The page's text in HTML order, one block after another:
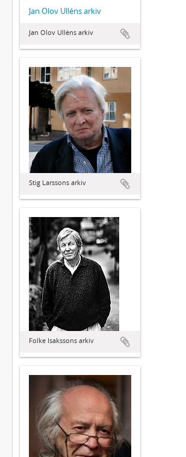
Jan Olov Ulléns arkiv
Jan Olov Ulléns arkiv
Stig Larssons arkiv
Folke Isakssons arkiv